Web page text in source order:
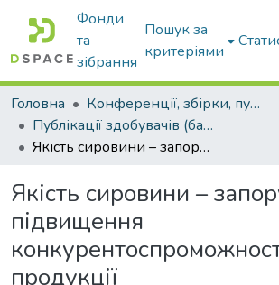
Фонди
та
зібрання
Пошук за
критеріями
Головна
Конференції, збірки, публікації молодих вчених і здобувачів : магістрів, бакалаврів, аспірантів.
Публікації здобувачів (бакалаврів. магістрів, аспірантів)
Якість сировини – запорука підвищення конкурентоспроможності готової продукції
Якість сировини –
підвищення
продукції